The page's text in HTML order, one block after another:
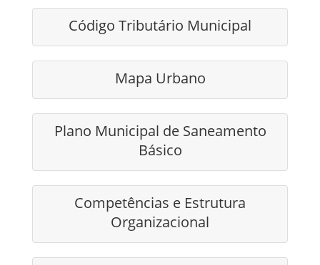
Código Tributário Municipal
Mapa Urbano
Plano Municipal de Saneamento
Básico
Competências e Estrutura
Organizacional